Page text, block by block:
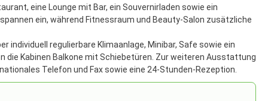
eine Lounge mit Bar, ein Souvernirladen sowie ein
ein, während Fitnessraum und Beauty-Salon zusätzliche
regulierbare Klimaanlage, Minibar, Safe sowie ein
die Kabinen Balkone mit Schiebetüren. Zur weiteren Ausstattung
Telefon und Fax sowie eine 24-Stunden-Rezeption.